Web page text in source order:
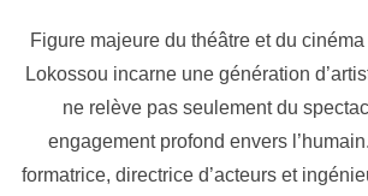
Figure majeure du théâtre et du
Lokossou incarne une génération
ne relève pas seulement du
engagement profond envers
formatrice, directrice d’acteurs et